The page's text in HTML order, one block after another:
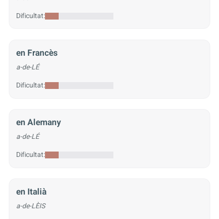
Dificultat:
en Francès
a-de-LÉ
Dificultat:
en Alemany
a-de-LÉ
Dificultat:
en Italià
a-de-LÈIS